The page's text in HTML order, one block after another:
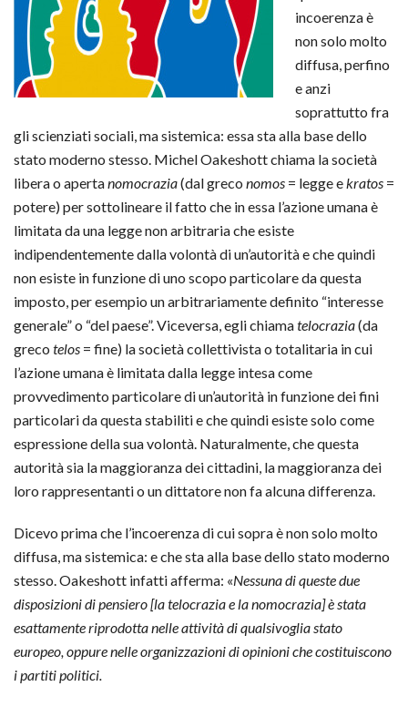
incoerenza è
non solo molto
diffusa, perfino
e anzi
soprattutto fra
gli scienziati sociali, ma sistemica: essa sta alla base dello
stato moderno stesso. Michel Oakeshott chiama la società
libera o apertanomocrazia(dal greco nomos = legge ekratos =
potere) per sottolineare il fatto che in essa l’azione umana è
limitata da una legge non arbitraria che esiste
indipendentemente dalla volontà di un’autorità e che quindi
non esiste in funzione di uno scopo particolare da questa
imposto, per esempio un arbitrariamente definito “interesse
generale” o “del paese”. Viceversa, egli chiamatelocrazia(da
greco telos = fine) la società collettivista o totalitaria in cui
l’azione umana è limitata dalla legge intesa come
provvedimento particolare di un’autorità in funzione dei fini
particolari da questa stabiliti e che quindi esiste solo come
espressione della sua volontà. Naturalmente, che questa
autorità sia la maggioranza dei cittadini, la maggioranza dei
loro rappresentanti o un dittatore non fa alcuna differenza.
Dicevo prima che l’incoerenza di cui sopra è non solo molto
diffusa, ma sistemica: e che sta alla base dello stato moderno
stesso. Oakeshott infatti afferma: «Nessuna di queste due
disposizioni di pensiero [la telocrazia e la nomocrazia] è stata
esattamente riprodotta nelle attività di qualsivoglia stato
europeo, oppure nelle organizzazioni di opinioni che costituiscono
i partiti politici.